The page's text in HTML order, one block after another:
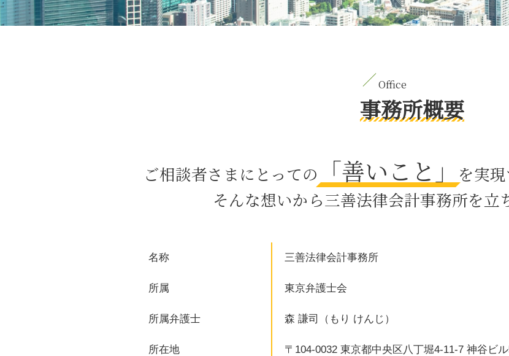
テレワーク 就業規則
m&a 弁護士 費用
クレーム 対応
セクハラ 処分
就業規則 違反
パワハラ とは
法定相続分 兄弟のみ
公正証書 遺言 死亡したら
父親 親権 取る 方法
自筆証書遺言 改正
人身事故 とは
被害者 代理人
残業代 請求 証拠
セクハラ とは
刑法犯 対象
遺留分 請求されたら
事務所概要
ご相談者さまにとっての 「善いこと」
を実
そんな想いから三善法律会計事務所を立
名称 三善法律会計事務所
所属 東京弁護士会
所属弁護士 森 謙司（もり けんじ）
所在地 〒104-0032 東京都中央区八丁堀4-11-7 神谷ビ